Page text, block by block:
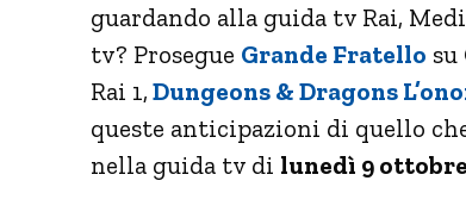
guardando alla guida tv Rai,
tv? Prosegue Grande Fratello su
Rai 1, Dungeons & Dragons
queste anticipazioni di quello
nella guida tv di lunedì 9 ottobre